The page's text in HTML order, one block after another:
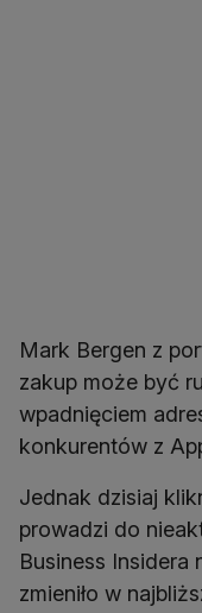
Mark Bergen z
zakup może być
wpadnięciem
konkurentów z
Jednak dzisiaj
prowadzi do
Business Insidera
zmieniło w